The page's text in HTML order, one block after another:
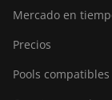
Mercado en
Precios
Pools compatibles